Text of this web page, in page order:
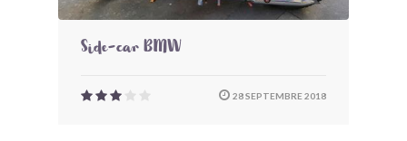
Side-car BMW
28 SEPTEMBRE 2018